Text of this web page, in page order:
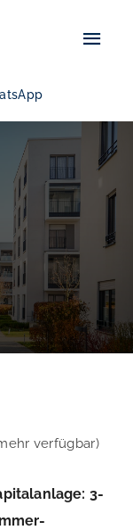
verfügbar)
3-